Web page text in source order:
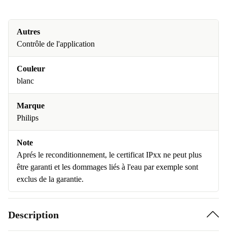
Autres
Contrôle de l'application
Couleur
blanc
Marque
Philips
Note
Aprés le reconditionnement, le certificat IPxx ne peut plus
être garanti et les dommages liés à l'eau par exemple sont
exclus de la garantie.
Description